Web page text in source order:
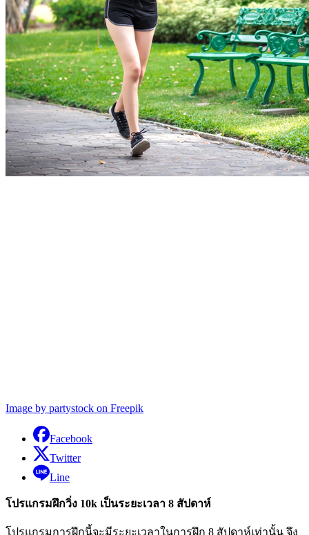
Image by partystock on Freepik
Facebook
Twitter
Line
โปรแกรมฝึกวิ่ง 10k เป็นระยะเวลา 8 สัปดาห์
โปรแกรมการฝึกนี้จะมีระยะเวลาในการฝึก 8 สัปดาห์เท่านั้น จึง